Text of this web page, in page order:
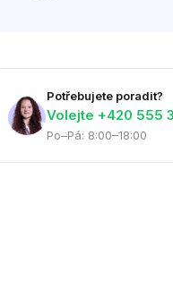
Potřebujete poradit?
Volejte ‭+420 555
Po–Pá: 8:00–18:00